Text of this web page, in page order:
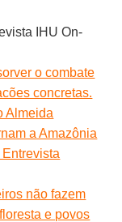
IHU On-
o combate
concretas.
Almeida
a Amazônia
não fazem
e povos